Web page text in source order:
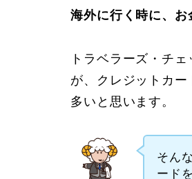
海外に行く時に、お
トラベラーズ・チ
が、クレジットカ
多いと思います。
そん
ード